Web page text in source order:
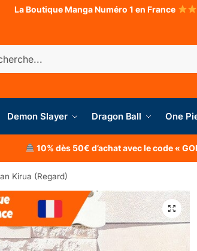
La Boutique Manga Numéro 1 en France
Demon Slayer Dragon Ball One
10% dès 50€ d’achat avec le code «
Kirua (Regard)